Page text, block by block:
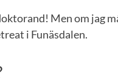
Men om jag
i Funäsdalen.